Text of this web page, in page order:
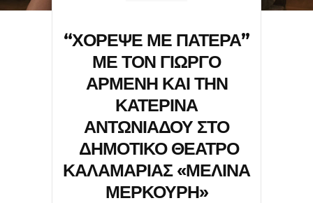
“ΧΟΡΕΨΕ ΜΕ ΠΑΤΕΡΑ”
ΜΕ ΤΟΝ ΓΙΩΡΓΟ
ΑΡΜΕΝΗ ΚΑΙ ΤΗΝ
ΚΑΤΕΡΙΝΑ
ΑΝΤΩΝΙΑΔΟΥ ΣΤΟ
ΔΗΜΟΤΙΚΟ ΘΕΑΤΡΟ
ΚΑΛΑΜΑΡΙΑΣ «ΜΕΛΙΝΑ
ΜΕΡΚΟΥΡΗ»